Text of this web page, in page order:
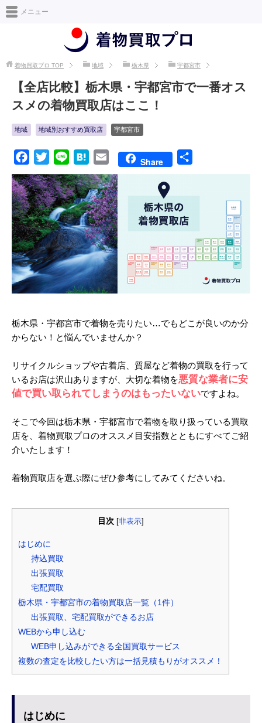
日本最大級の着物買取情報サイト [着物買取プロ]
メニュー
着物買取プロ TOP 地域 栃木県 宇都宮市
【全店比較】栃木県・宇都宮市で一番オス
スメの着物買取店はここ！
地域 地域別おすすめ買取店 宇都宮市
a
c
e
b
o
o
k
w
i
t
t
e
r
i
n
e
a
t
e
n
a
m
a
i
l
Share
栃木県・宇都宮市で着物を売りたい…でもどこが良いのか分
からない！と悩んでいませんか？
リサイクルショップや古着店、質屋など着物の買取を行って
いるお店は沢山ありますが、大切な着物を悪質な業者に安
値で買い取られてしまうのはもったいないですよね。
そこで今回は栃木県・宇都宮市で着物を取り扱っている買取
店を、着物買取プロのオススメ目安指数とともにすべてご紹
介いたします！
着物買取店を選ぶ際にぜひ参考にしてみてくださいね。
目次 [非表示]
はじめに
持込買取
出張買取
宅配買取
栃木県・宇都宮市の着物買取店一覧（1件）
出張買取、宅配買取ができるお店
WEBから申し込む
WEB申し込みができる全国買取サービス
複数の査定を比較したい方は一括見積もりがオススメ！
はじめに